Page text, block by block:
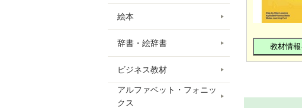
教材情
絵本
辞書・絵辞書
ビジネス教材
アルファベット・フォニッ
クス